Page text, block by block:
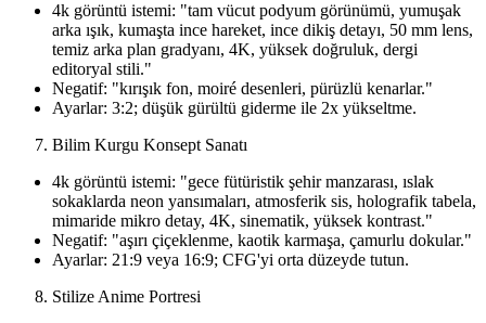
4k görüntü istemi: "tam vücut podyum görünümü, yumuşak
arka ışık, kumaşta ince hareket, ince dikiş detayı, 50 mm lens,
temiz arka plan gradyanı, 4K, yüksek doğruluk, dergi
editoryal stili."
Negatif: "kırışık fon, moiré desenleri, pürüzlü kenarlar."
Ayarlar: 3:2; düşük gürültü giderme ile 2x yükseltme.
Bilim Kurgu Konsept Sanatı
4k görüntü istemi: "gece fütüristik şehir manzarası, ıslak
sokaklarda neon yansımaları, atmosferik sis, holografik tabela,
mimaride mikro detay, 4K, sinematik, yüksek kontrast."
Negatif: "aşırı çiçeklenme, kaotik karmaşa, çamurlu dokular."
Ayarlar: 21:9 veya 16:9; CFG'yi orta düzeyde tutun.
Stilize Anime Portresi